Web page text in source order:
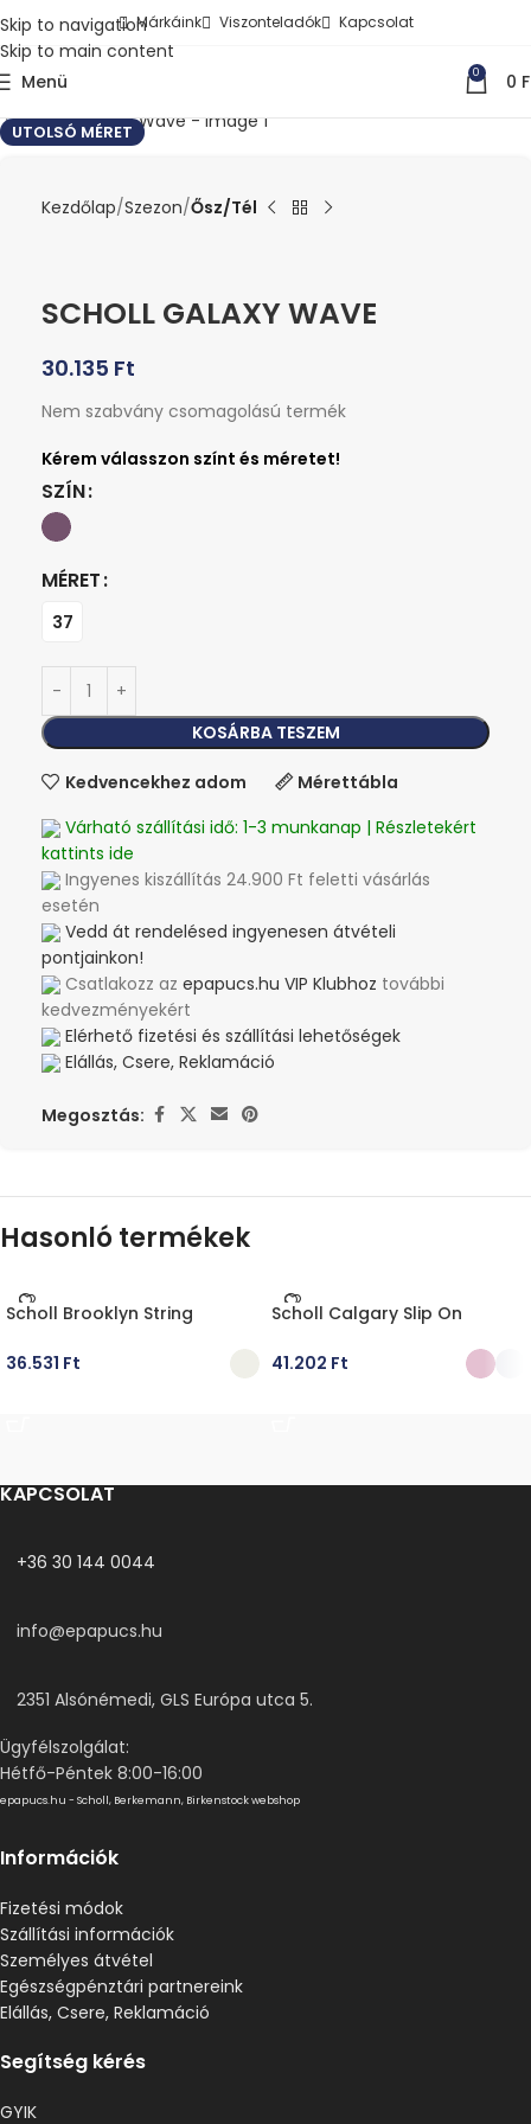
Skip to navigation
Skip to main content
Márkáink Viszonteladók Kapcsolat
Menü 0 0
UTOLSÓ MÉRET
Kezdőlap Szezon Ősz/Tél
SCHOLL GALAXY WAVE
30.135 Ft
Nem szabvány csomagolású termék
SZÍN
MÉRET
37
KOSÁRBA TESZEM
Kedvencekhez adom
Mérettábla
Várható szállítási idő: 1-3 munkanap | Részletekért
kattints ide
Ingyenes kiszállítás 24.900 Ft feletti vásárlás
esetén
Vedd át rendelésed ingyenesen átvételi
pontjainkon!
Csatlakozz az epapucs.hu VIP Klubhoz további
kedvezményekért
Elérhető fizetési és szállítási lehetőségek
Elállás, Csere, Reklamáció
Megosztás:
Hasonló termékek
Scholl Brooklyn String
36.531 Ft
Scholl Calgary Slip On
41.202 Ft
KAPCSOLAT
+36 30 144 0044
info@epapucs.hu
2351 Alsónémedi, GLS Európa utca 5.
Ügyfélszolgálat:
Hétfő-Péntek 8:00-16:00
epapucs.hu - Scholl, Berkemann, Birkenstock webshop
Információk
Fizetési módok
Szállítási információk
Személyes átvétel
Egészségpénztári partnereink
Elállás, Csere, Reklamáció
Segítség kérés
GYIK